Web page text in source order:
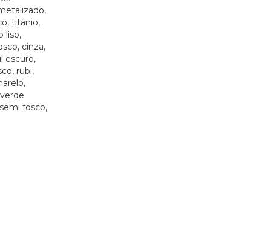
titânio,
liso,
cinza,
escuro,
rubi,
fosco,